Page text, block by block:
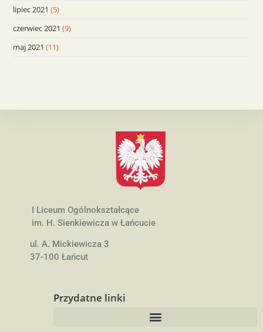
lipiec 2021 (5)
czerwiec 2021 (9)
maj 2021 (11)
I Liceum Ogólnokształcące
im. H. Sienkiewicza w Łańcucie
ul. A. Mickiewicza 3
37-100 Łańcut
Przydatne linki